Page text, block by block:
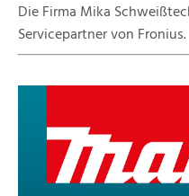
Die Firma Mika
Servicepartner von Fronius.